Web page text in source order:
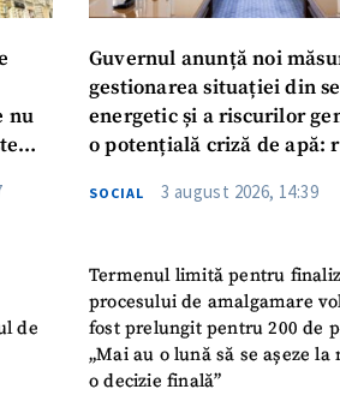
nu
de
Guvernul anunță noi
gestionarea situației din
energetic și a riscurilor
o potențială criză de apă:
SOCIAL 3 august 2026, 14:39
Termenul limită pentru
procesului de amalgamare
fost prelungit pentru 200 de
„Mai au o lună să se așeze la
o decizie finală”